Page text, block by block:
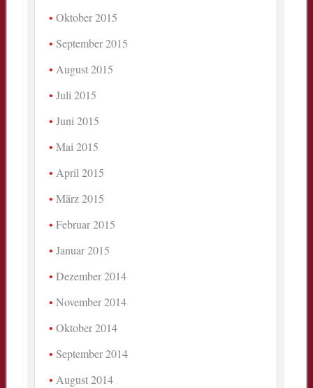
Oktober 2015
September 2015
August 2015
Juli 2015
Juni 2015
Mai 2015
April 2015
März 2015
Februar 2015
Januar 2015
Dezember 2014
November 2014
Oktober 2014
September 2014
August 2014